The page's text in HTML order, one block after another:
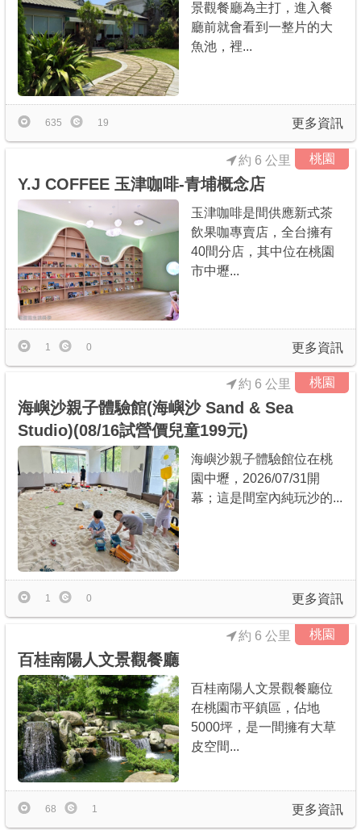
景觀餐廳為主打，進入餐
廳前就會看到一整片的大
魚池，裡...
更多資訊
635 19
桃園
Y.J COFFEE 玉津咖啡-青埔概念店
約 6 公里
玉津咖啡是間供應新式茶
飲果咖專賣店，全台擁有
40間分店，其中位在桃園
市中壢...
更多資訊
1 0
桃園
海嶼沙親子體驗館(海嶼沙 Sand & Sea
Studio)(08/16試營價兒童199元)
約 6 公里
海嶼沙親子體驗館位在桃
園中壢，2026/07/31開
幕；這是間室內純玩沙的...
更多資訊
1 0
桃園
百桂南陽人文景觀餐廳
約 6 公里
百桂南陽人文景觀餐廳位
在桃園市平鎮區，佔地
5000坪，是一間擁有大草
皮空間...
更多資訊
68 1